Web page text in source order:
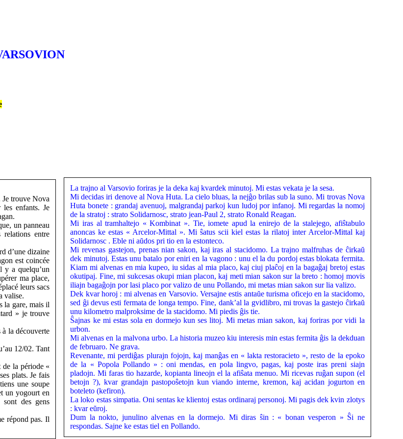
trouve Nova
enfants. Je
un panneau
relations entre
d’une dizaine
est coincée
y a quelqu’un
ma place,
leurs sacs
valise.
la gare, mais il
» je trouve
la découverte
12/02. Tant
de la période «
plats. Je fais
une soupe
un yogourt en
des gens
répond pas. Il
La trajno al Varsovio foriras je la deka kaj kvardek minutoj. Mi estas vekata je la sesa.
Mi decidas iri denove al Nova Huta. La cielo bluas, la nejĝo brilas sub la suno. Mi trovas Nova
Huta bonete : grandaj avenuoj, malgrandaj parkoj kun ludoj por infanoj. Mi regardas la nomoj
de la stratoj : strato Solidarnosc, strato jean-Paul 2, strato Ronald Reagan.
Mi iras al tramhaltejo « Kombinat ». Tie, iomete apud la enirejo de la stalejego, afiŝtabulo
anoncas ke estas « Arcelor-Mittal ». Mi ŝatus scii kiel estas la rilatoj inter Arcelor-Mittal kaj
Solidarnosc . Eble ni aŭdos pri tio en la estonteco.
Mi revenas gastejon, prenas nian sakon, kaj iras al stacidomo. La trajno malfruhas de ĉirkaŭ
dek minutoj. Estas unu batalo por eniri en la vagono : unu el la du pordoj estas blokata fermita.
Kiam mi alvenas en mia kupeo, iu sidas al mia placo, kaj ciuj plaĉoj en la bagaĝaj bretoj estas
okutipaj. Fine, mi sukcesas okupi mian placon, kaj meti mian sakon sur la breto : homoj movis
iliajn bagaĝojn por lasi placo por valizo de unu Pollando, mi metas mian sakon sur lia valizo.
Dek kvar horoj : mi alvenas en Varsovio. Versajne estis antaŭe turisma oficejo en la stacidomo,
sed ĝi devus esti fermata de longa tempo. Fine, dank’al la gvidlibro, mi trovas la gastejo ĉirkaŭ
unu kilometro malproksime de la stacidomo. Mi piedis ĝis tie.
Ŝajnas ke mi estas sola en dormejo kun ses litoj. Mi metas mian sakon, kaj foriras por vidi la
urbon.
Mi alvenas en la malvona urbo. La historia muzeo kiu interesis min estas fermita ĝis la dekduan
de februaro. Ne grava.
Revenante, mi perdiĝas plurajn fojojn, kaj manĝas en « lakta restoracieto », resto de la epoko
de la « Popola Pollando » : oni mendas, en pola lingvo, pagas, kaj poste iras preni siajn
pladojn. Mi faras tio hazarde, kopianta lineojn el la afiŝata menuo. Mi ricevas ruĝan supon (el
betojn ?), kvar grandajn pastopoŝetojn kun viando interne, kremon, kaj acidan jogurton en
boteleto (kefiron).
La loko estas simpatia. Oni sentas ke klientoj estas ordinaraj personoj. Mi pagis dek kvin zlotys
: kvar eŭroj.
Dum la nokto, junulino alvenas en la dormejo. Mi diras ŝin : « bonan vesperon » Ŝi ne
respondas. Sajne ke estas tiel en Pollando.